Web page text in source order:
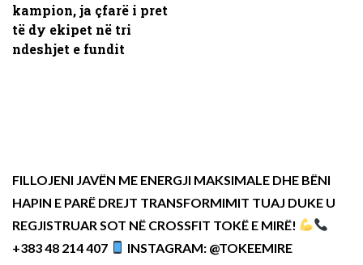
kampion, ja çfarë i pret
të dy ekipet në tri
ndeshjet e fundit
FILLOJENI JAVËN ME ENERGJI MAKSIMALE DHE BËNI
HAPIN E PARË DREJT TRANSFORMIMIT TUAJ DUKE U
REGJISTRUAR SOT NË CROSSFIT TOKË E MIRË!
+383 48 214 407
INSTAGRAM: @TOKEEMIRE